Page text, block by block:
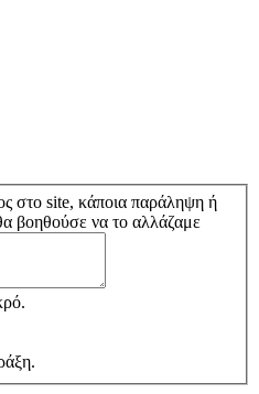
στο site, κάποια παράληψη ή
βοηθούσε να το αλλάζαμε